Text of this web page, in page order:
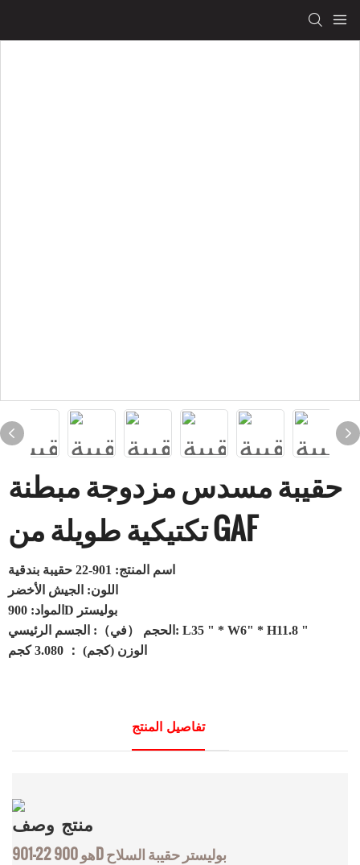
حقيبة مسدس مزدوجة مبطنة
تكتيكية طويلة من GAF
اسم المنتج: 901-22 حقيبة بندقية
اللون: الجيش الأخضر
المواد: 900D بوليستر
الحجم （في）: الجسم الرئيسي: L35 " * W6" * H11.8 "
الوزن (كجم) ： 3.080 كجم
تفاصيل المنتج
منتج وصف
901-22 هو 900D بوليستر